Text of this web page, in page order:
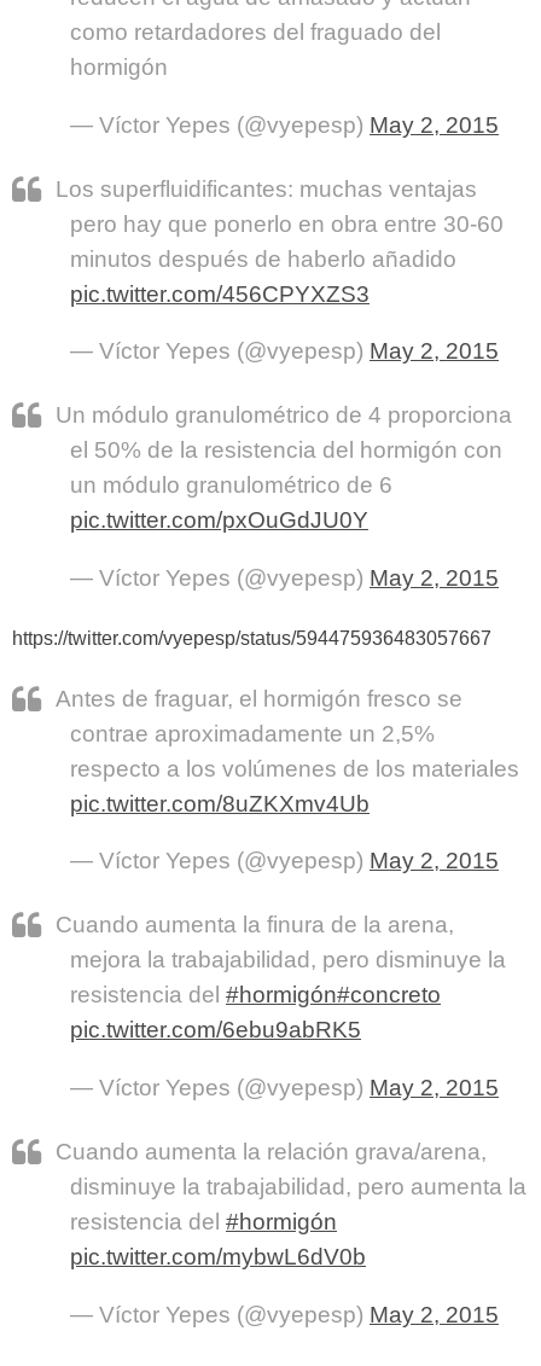
como retardadores del fraguado del
hormigón
— Víctor Yepes (@vyepesp) May 2, 2015
Los superfluidificantes: muchas ventajas
pero hay que ponerlo en obra entre 30-60
minutos después de haberlo añadido
pic.twitter.com/456CPYXZS3
— Víctor Yepes (@vyepesp) May 2, 2015
Un módulo granulométrico de 4 proporciona
el 50% de la resistencia del hormigón con
un módulo granulométrico de 6
pic.twitter.com/pxOuGdJU0Y
— Víctor Yepes (@vyepesp) May 2, 2015
https://twitter.com/vyepesp/status/594475936483057667
Antes de fraguar, el hormigón fresco se
contrae aproximadamente un 2,5%
respecto a los volúmenes de los materiales
pic.twitter.com/8uZKXmv4Ub
— Víctor Yepes (@vyepesp) May 2, 2015
Cuando aumenta la finura de la arena,
mejora la trabajabilidad, pero disminuye la
resistencia del #hormigón#concreto
pic.twitter.com/6ebu9abRK5
— Víctor Yepes (@vyepesp) May 2, 2015
Cuando aumenta la relación grava/arena,
disminuye la trabajabilidad, pero aumenta la
resistencia del #hormigón
pic.twitter.com/mybwL6dV0b
— Víctor Yepes (@vyepesp) May 2, 2015